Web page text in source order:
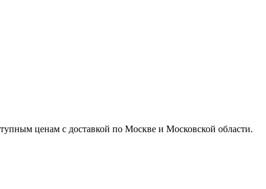
ценам с доставкой по Москве и Московской области.